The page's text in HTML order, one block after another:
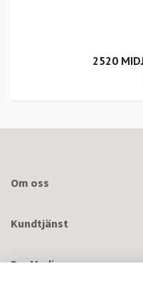
2520
Om oss
Kundtjänst
DevMedic